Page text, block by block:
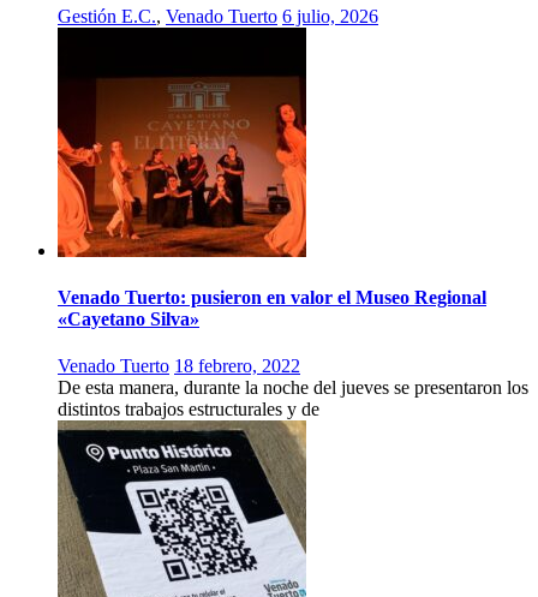
Gestión E.C., Venado Tuerto 6 julio, 2026
Venado Tuerto: pusieron en valor el Museo Regional
«Cayetano Silva»
Venado Tuerto 18 febrero, 2022
De esta manera, durante la noche del jueves se presentaron los
distintos trabajos estructurales y de